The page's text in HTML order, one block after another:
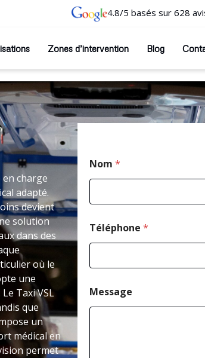
4.8/5 basés sur 628
Zones d’intervention Blog
en charge
adapté.
devient
solution
dans des
où le
une
Taxi VSL
que
un
médical en
permet
Nom *
Téléphone *
Message